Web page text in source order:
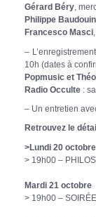
Gérard Béry ,
Philippe Baudouin
Francesco Masci
–
10h (dates à
Popmusic et
Radio Occulte :
– Un entretien
Retrouvez le
>Lundi 20 octobre
> 19h00 –
Mardi 21 octobre
> 19h00 –